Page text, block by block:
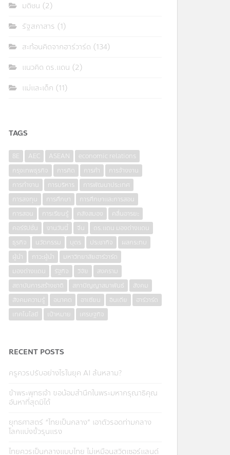
มติชน (2)
รัฐสภาสาร (1)
สะท้อนคิดจากฮาร์วาร์ด (134)
แนวคิด ดร.แดน (2)
แม่และเด็ก (11)
TAGS
8E AEC ASEAN
economic relations
กรุงเทพธุรกิจ
การคิด การค้า
การจ้างงาน
การทำงาน
การบริหาร
การพัฒนาประเทศ
การลงทุน
การศึกษา
การศึกษาและการสอน
การสอน
การเรียนรู้ คลังสมอง
คลื่นอารยะ
คอร์รัปชั่น
งานวันนี้ จีน
ดร.แดน มองต่างแดน
ธุรกิจ
นวัตกรรม บุตร ประชากิจ
ผลกระทบ
ผู้นำ
ภาวะผู้นำ
มหาวิทยาลัยฮาร์วาร์ด
มองต่างแดน
รัฐกิจ วิจัย
สงคราม
สถาบันการสร้างชาติ
สภาปัญญาสมาพันธ์
สังคม
สังคมความรู้
อนาคต อาเซียน อินเดีย
ฮาร์วาร์ด
เทคโนโลยี
เป้าหมาย เศรษฐกิจ
RECENT POSTS
ครูควรปรับอย่างไรในยุค AI ล้นหลาม?
ข้าพระพุทธเจ้า ขอน้อมสำนึกในพระมหากรุณาธิคุณ
อันหาที่สุดมิได้
ยุทธศาสตร์ “ไทยเป็นกลาง” เอาตัวรอดท่ามกลาง
โลกแบ่งขั้วรุนแรง
ไทยควรเป็นกลางแบบไทย ไม่เหมือนสวิตเซอร์แลนด์